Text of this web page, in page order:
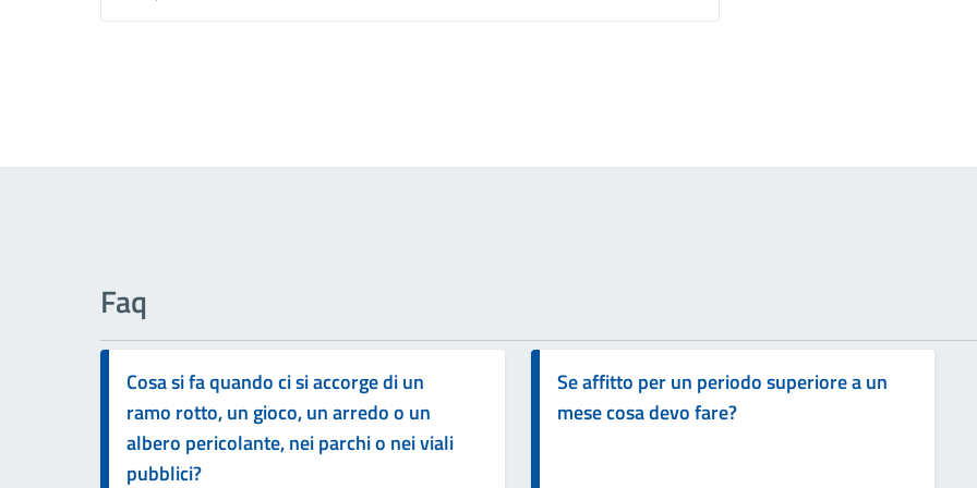
Faq
Cosa si fa quando ci si accorge di un
ramo rotto, un gioco, un arredo o un
albero pericolante, nei parchi o nei viali
pubblici?
Se affitto per un periodo superiore a un
mese cosa devo fare?